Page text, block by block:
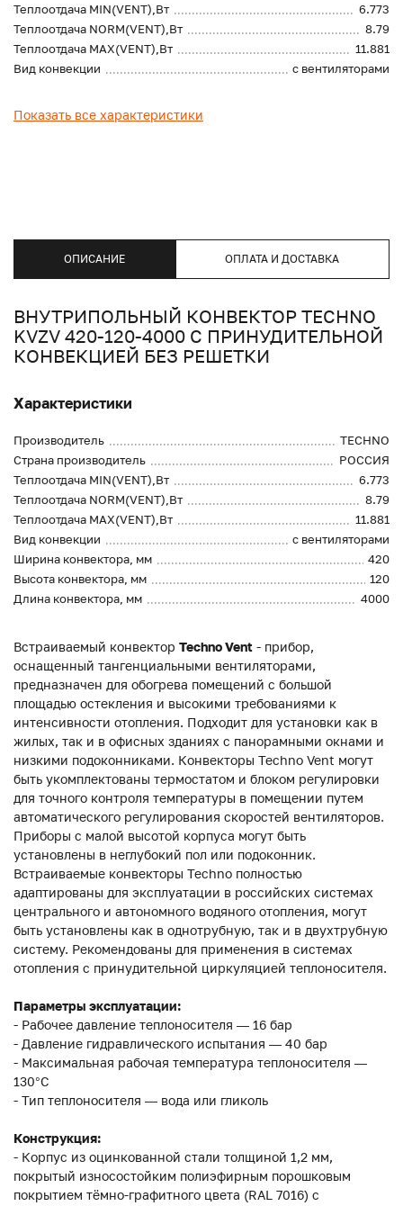
Теплоотдача MIN(VENT),Вт
6.773
Теплоотдача NORM(VENT),Вт
8.79
Теплоотдача MAX(VENT),Вт
11.881
Вид конвекции
с вентиляторами
Показать все характеристики
ОПИСАНИЕ ОПЛАТА И ДОСТАВКА
ВНУТРИПОЛЬНЫЙ КОНВЕКТОР TECHNO
KVZV 420-120-4000 С ПРИНУДИТЕЛЬНОЙ
КОНВЕКЦИЕЙ БЕЗ РЕШЕТКИ
Характеристики
Производитель
TECHNO
Страна производитель
РОССИЯ
Теплоотдача MIN(VENT),Вт
6.773
Теплоотдача NORM(VENT),Вт
8.79
Теплоотдача MAX(VENT),Вт
11.881
Вид конвекции
с вентиляторами
Ширина конвектора, мм
420
Высота конвектора, мм
120
Длина конвектора, мм
4000
Встраиваемый конвектор Techno Vent - прибор,
оснащенный тангенциальными вентиляторами,
предназначен для обогрева помещений с большой
площадью остекления и высокими требованиями к
интенсивности отопления. Подходит для установки как в
жилых, так и в офисных зданиях с панорамными окнами и
низкими подоконниками. Конвекторы Techno Vent могут
быть укомплектованы термостатом и блоком регулировки
для точного контроля температуры в помещении путем
автоматического регулирования скоростей вентиляторов.
Приборы с малой высотой корпуса могут быть
установлены в неглубокий пол или подоконник.
Встраиваемые конвекторы Techno полностью
адаптированы для эксплуатации в российских системах
центрального и автономного водяного отопления, могут
быть установлены как в однотрубную, так и в двухтрубную
систему. Рекомендованы для применения в системах
отопления с принудительной циркуляцией теплоносителя.
Параметры эксплуатации:
- Рабочее давление теплоносителя — 16 бар
- Давление гидравлического испытания — 40 бар
- Максимальная рабочая температура теплоносителя —
130°С
- Тип теплоносителя — вода или гликоль
Конструкция:
- Корпус из оцинкованной стали толщиной 1,2 мм,
покрытый износостойким полиэфирным порошковым
покрытием тёмно-графитного цвета (RAL 7016) с